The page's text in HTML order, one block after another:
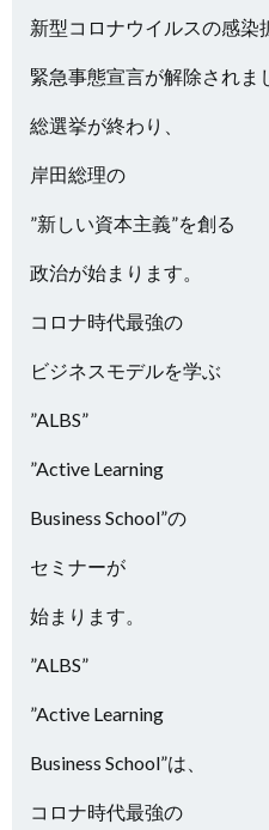
新型コロナウイルスの感染
緊急事態宣言が解除されま
総選挙が終わり、
岸田総理の
”新しい資本主義”を創る
政治が始まります。
コロナ時代最強の
ビジネスモデルを学ぶ
”ALBS”
”Active Learning
Business School”の
セミナーが
始まります。
”ALBS”
”Active Learning
Business School”は、
コロナ時代最強の